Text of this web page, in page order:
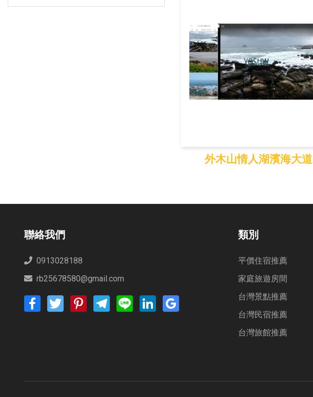
外木山情人湖濱海大道
聯絡我們
0913028188
rb25678580@gmail.com
FacebookTwitter PinterestTelegramLine LinkedIn
類別
平價住宿推薦
家庭旅遊房間
台灣景點推薦
台灣民宿推薦
台灣旅館推薦